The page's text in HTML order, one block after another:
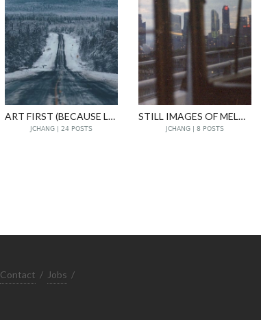
ART FIRST (BECAUSE LIFE CAN WAIT)
JCHANG | 24 POSTS
STILL IMAGES OF MELANCHOLY ภาพนิ่งของความเศร้า
JCHANG | 8 POSTS
Contact / Jobs /